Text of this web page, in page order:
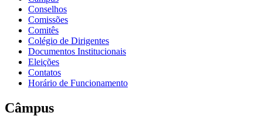
Conselhos
Comissões
Comitês
Colégio de Dirigentes
Documentos Institucionais
Eleições
Contatos
Horário de Funcionamento
Câmpus